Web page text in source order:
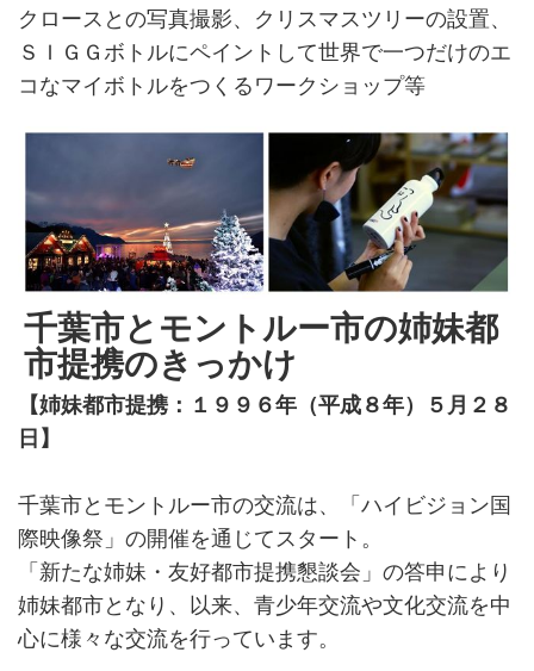
クロースとの写真撮影、クリスマスツリーの設置、
ＳＩＧＧボトルにペイントして世界で一つだけのエ
コなマイボトルをつくるワークショップ等
千葉市とモントルー市の姉妹都
市提携のきっかけ
【姉妹都市提携：１９９６年（平成８年）５月２８
日】
千葉市とモントルー市の交流は、「ハイビジョン国
際映像祭」の開催を通じてスタート。
「新たな姉妹・友好都市提携懇談会」の答申により
姉妹都市となり、以来、青少年交流や文化交流を中
心に様々な交流を行っています。